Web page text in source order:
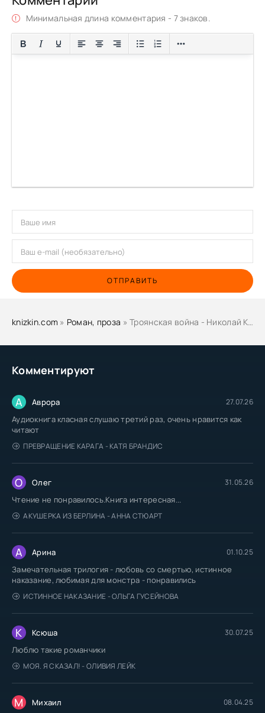
Комментируют
А Аврора 27.07.26
Аудиокнига класная слушаю третий раз, очень нравится как
читают
ПРЕВРАЩЕНИЕ КАРАГА - КАТЯ БРАНДИС
О Олег 31.05.26
Чтение не понравилось.Книга интересная...
АКУШЕРКА ИЗ БЕРЛИНА - АННА СТЮАРТ
А Арина 01.10.25
Замечательная трилогия - любовь со смертью, истинное
наказание, любимая для монстра - понравились
ИСТИННОЕ НАКАЗАНИЕ - ОЛЬГА ГУСЕЙНОВА
К Ксюша 30.07.25
Люблю такие романчики
МОЯ. Я СКАЗАЛ! - ОЛИВИЯ ЛЕЙК
М Михаил 08.04.25
Минимальная длина комментария - 7 знаков.
ОТПРАВИТЬ
knizkin.com » Роман, проза » Троянская война - Николай Кун